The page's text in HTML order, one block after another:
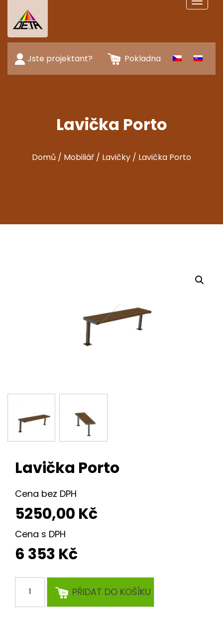
Jste projektant? Pokladna
Toggle
Lavička Porto
Domů / Mobiliář / Lavičky / Lavička Porto
Lavička Porto
Cena bez DPH
5250,00 Kč
Cena s DPH
6 353 Kč
Porto
množství
PŘIDAT DO KOŠÍKU